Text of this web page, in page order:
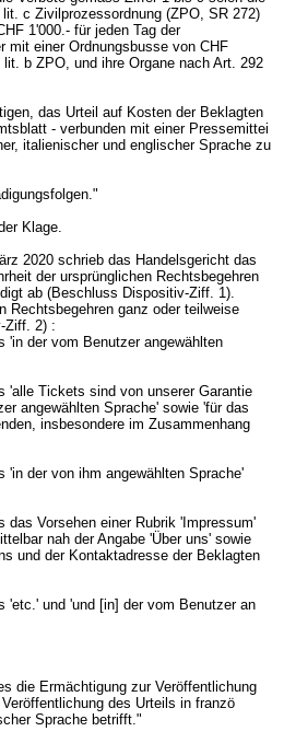
c Zivilprozessordnung (ZPO, SR 272)
1'000.- für jeden Tag der
mit einer Ordnungsbusse von CHF
lit. b ZPO, und ihre Organe nach Art. 292
das Urteil auf Kosten der Beklagten
- verbunden mit einer Pressemittei
italienischer und englischer Sprache zu
Klage.
2020 schrieb das Handelsgericht das
der ursprünglichen Rechtsbegehren
ab (Beschluss Dispositiv-Ziff. 1).
Rechtsbegehren ganz oder teilweise
Ziff. 2) :
'in der vom Benutzer angewählten
'alle Tickets sind von unserer Garantie
angewählten Sprache' sowie 'für das
insbesondere im Zusammenhang
'in der von ihm angewählten Sprache'
das Vorsehen einer Rubrik 'Impressum'
nah der Angabe 'Über uns' sowie
und der Kontaktadresse der Beklagten
'etc.' und 'und [in] der vom Benutzer an
die Ermächtigung zur Veröffentlichung
des Urteils in franzö
Sprache betrifft."